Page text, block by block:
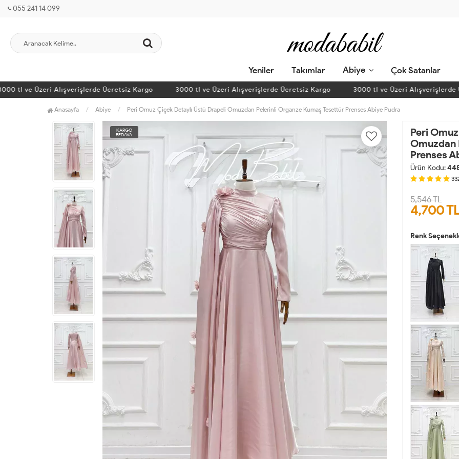
055 241 14 099
Yeniler Takımlar Abiye Çok Satanlar
tl ve Üzeri Alışverişlerde Ücretsiz Kargo 3000 tl ve Üzeri Alışverişlerde Ücretsiz Kargo 3000 tl ve Üzeri Alışverişlerde
Anasayfa Abiye Peri Omuz Çiçek Detaylı Üstü Drapeli Omuzdan Pelerinli Organze Kumaş Tesettür Prenses Abiye Pudra
KARGO
BEDAVA
Peri
Omuzdan
Prenses
Ürün Kodu:
5,546 TL
4,700
Renk